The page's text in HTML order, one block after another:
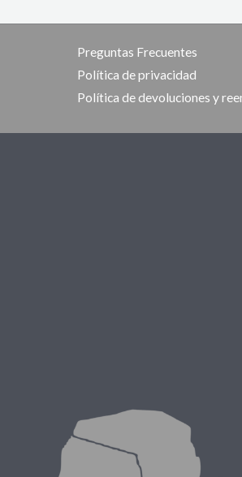
Preguntas Frecuentes
Política de privacidad
Política de devoluciones y